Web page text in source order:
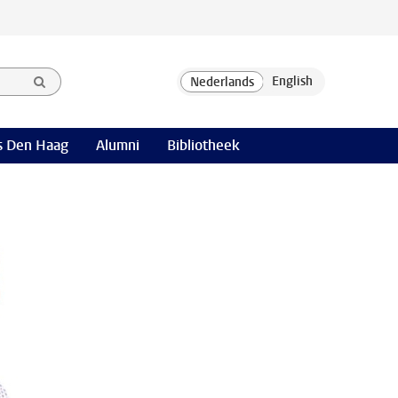
Den Haag Alumni Bibliotheek